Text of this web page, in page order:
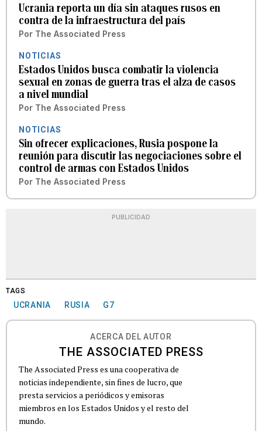
Ucrania reporta un día sin ataques rusos en
contra de la infraestructura del país
Por The Associated Press
NOTICIAS
Estados Unidos busca combatir la violencia
sexual en zonas de guerra tras el alza de casos
a nivel mundial
Por The Associated Press
NOTICIAS
Sin ofrecer explicaciones, Rusia pospone la
reunión para discutir las negociaciones sobre el
control de armas con Estados Unidos
Por The Associated Press
PUBLICIDAD
TAGS
UCRANIA RUSIA G7
ACERCA DEL AUTOR
THE ASSOCIATED PRESS
The Associated Press es una cooperativa de
noticias independiente, sin fines de lucro, que
presta servicios a periódicos y emisoras
miembros en los Estados Unidos y el resto del
mundo.